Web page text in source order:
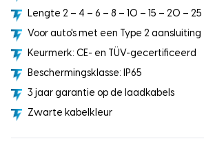
Lengte 2 – 4 – 6 – 8 – 10 – 15 – 20 –
Voor auto's met een Type 2 aansluiting
Keurmerk: CE- en TÜV-gecertificeerd
Beschermingsklasse: IP65
3 jaar garantie op de laadkabels
Zwarte kabelkleur